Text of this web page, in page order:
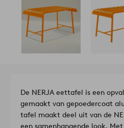
De NERJA eettafel is een
gemaakt van gepoedercoat
tafel maakt deel uit van de
een samenhangende look.